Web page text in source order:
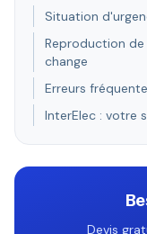
Situation
Reproduction
change
Erreurs
InterElec : votre
Devis